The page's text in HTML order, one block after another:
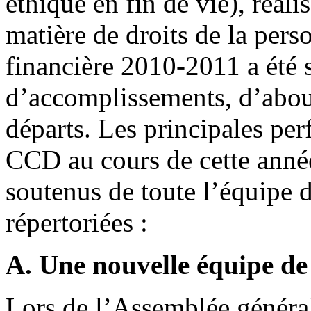
matière de droits de la
financière 2010-2011 a été
d’accomplissements,
départs. Les principales
CCD au cours de cette
soutenus de toute l’équipe
répertoriées :
A. Une nouvelle équipe